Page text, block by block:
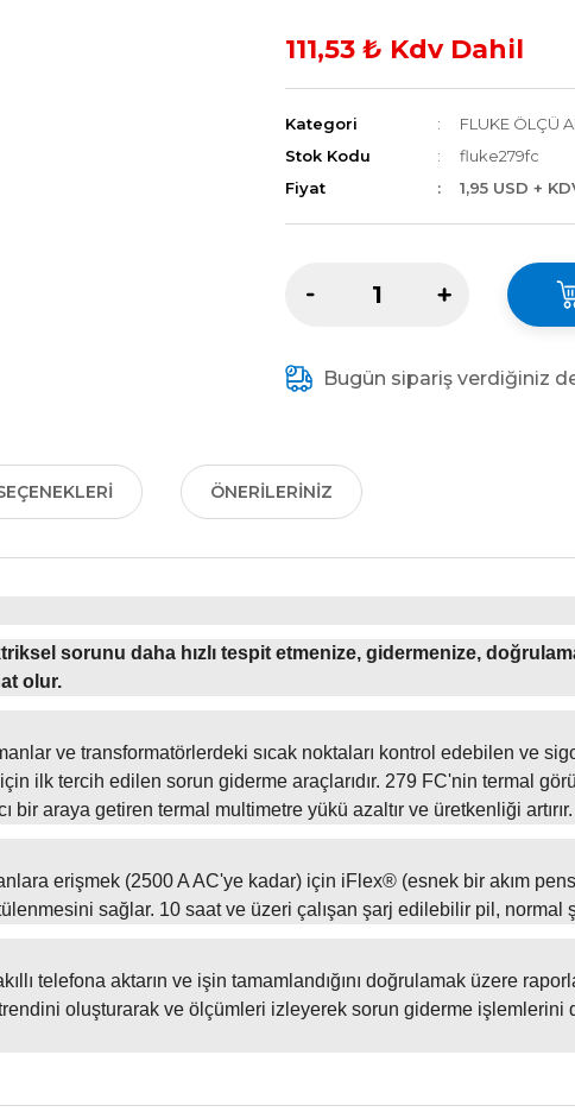
111,53 ₺ Kdv Dahil
Kategori FLUKE ÖLÇÜ
Stok Kodu
fluke279fc
Fiyat
1,95 USD +
Bugün sipariş verdiğiniz
ÖNERILERINIZ
sorunu daha hızlı tespit etmenize, gidermenize,
olur.
ve transformatörlerdeki sıcak noktaları kontrol edebilen ve
ilk tercih edilen sorun giderme araçlarıdır. 279 FC'nin termal
araya getiren termal multimetre yükü azaltır ve üretkenliği artırır.
erişmek (2500 A AC'ye kadar) için iFlex® (esnek bir akım
sağlar. 10 saat ve üzeri çalışan şarj edilebilir pil, normal
telefona aktarın ve işin tamamlandığını doğrulamak üzere
oluşturarak ve ölçümleri izleyerek sorun giderme